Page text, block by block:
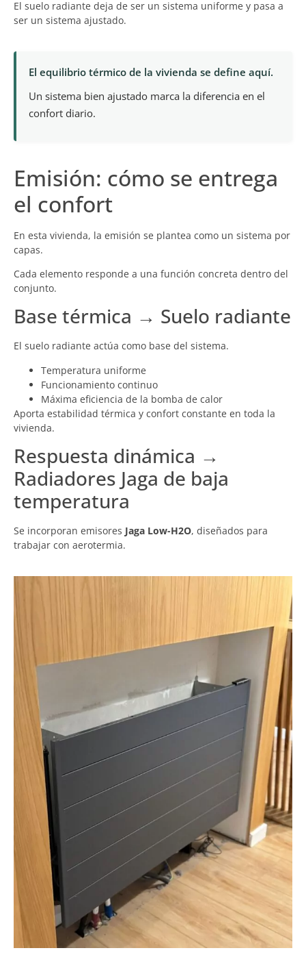
El suelo radiante deja de ser un sistema uniforme y pasa a
ser un sistema ajustado.
El equilibrio térmico de la vivienda se define aquí.
Un sistema bien ajustado marca la diferencia en el
confort diario.
Emisión: cómo se entrega
el confort
En esta vivienda, la emisión se plantea como un sistema por
capas.
Cada elemento responde a una función concreta dentro del
conjunto.
Base térmica → Suelo radiante
El suelo radiante actúa como base del sistema.
Temperatura uniforme
Funcionamiento continuo
Máxima eficiencia de la bomba de calor
Aporta estabilidad térmica y confort constante en toda la
vivienda.
Respuesta dinámica →
Radiadores Jaga de baja
temperatura
Se incorporan emisores Jaga Low-H2O, diseñados para
trabajar con aerotermia.